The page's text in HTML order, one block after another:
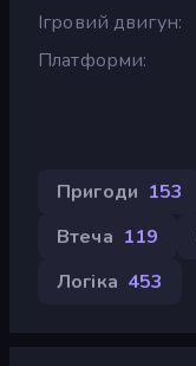
Ігровий двигун
Платформи
Пригоди 153
Втеча 119
Логіка 453